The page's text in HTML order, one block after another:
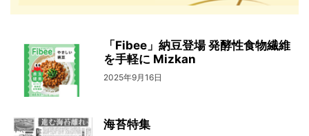
「Fibee」納豆登場 発酵性食物繊維
を手軽に Mizkan
2025年9月16日
海苔特集